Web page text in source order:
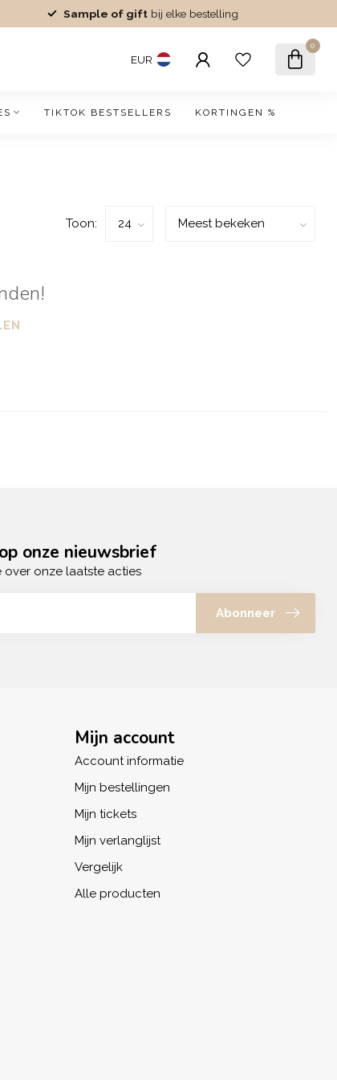
Sample of gift bij elke bestelling
EUR
0
TIKTOK BESTSELLERS KORTINGEN %
Toon:
onze nieuwsbrief
onze laatste acties
Abonneer
Mijn account
Account informatie
Mijn bestellingen
Mijn tickets
Mijn verlanglijst
Vergelijk
Alle producten